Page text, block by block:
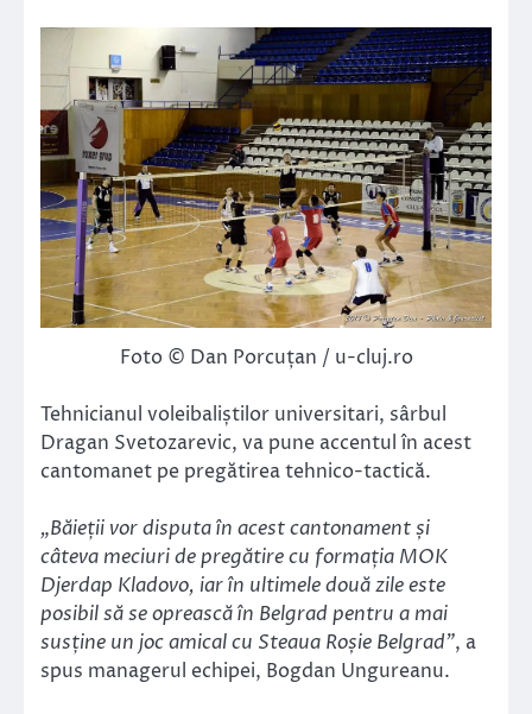
Foto © Dan Porcuțan / u-cluj.ro
Tehnicianul voleibaliștilor universitari, sârbul
Dragan Svetozarevic, va pune accentul în acest
cantomanet pe pregătirea tehnico-tactică.
„Băieții vor disputa în acest cantonament și
câteva meciuri de pregătire cu formația MOK
Djerdap Kladovo, iar în ultimele două zile este
posibil să se oprească în Belgrad pentru a mai
susține un joc amical cu Steaua Roșie Belgrad”, a
spus managerul echipei, Bogdan Ungureanu.